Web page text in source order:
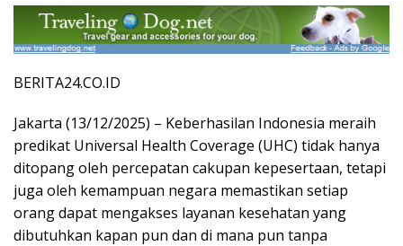
BERITA24.CO.ID
Jakarta (13/12/2025) – Keberhasilan Indonesia meraih
predikat Universal Health Coverage (UHC) tidak hanya
ditopang oleh percepatan cakupan kepesertaan, tetapi
juga oleh kemampuan negara memastikan setiap
orang dapat mengakses layanan kesehatan yang
dibutuhkan kapan pun dan di mana pun tanpa